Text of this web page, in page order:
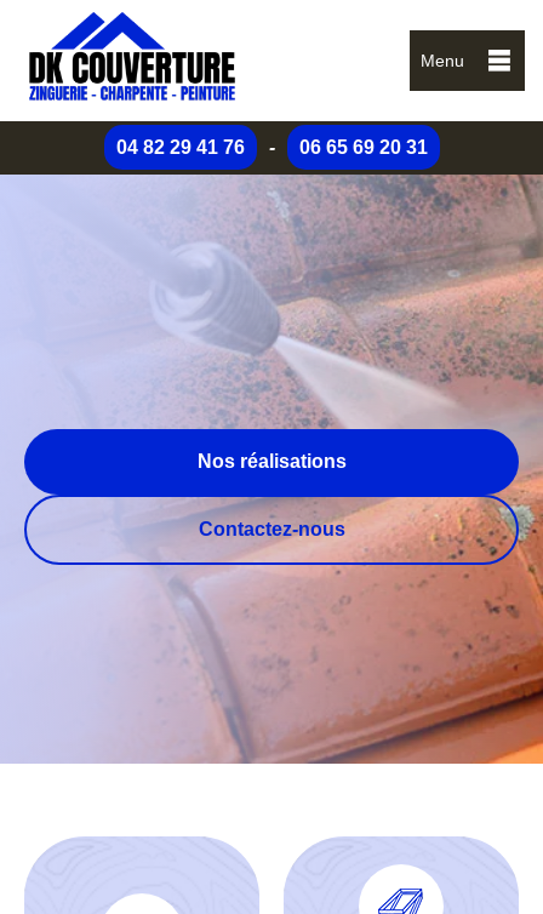
Menu
04 82 29 41 76 - 06 65 69 20 31
Nos réalisations
Contactez-nous